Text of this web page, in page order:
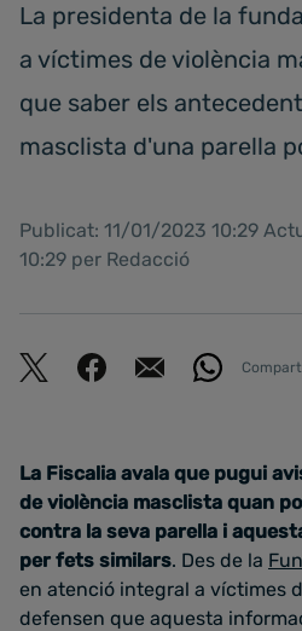
La presidenta de la
a víctimes de violència
que saber els
masclista d'una parella
Publicat: 11/01/2023 10:29
10:29 per Redacció
La Fiscalia avala que pugui
de violència masclista quan
contra la seva parella i
per fets similars. Des de la
en atenció integral a víctimes
defensen que aquesta